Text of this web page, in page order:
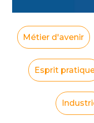
Métier d'avenir
Esprit